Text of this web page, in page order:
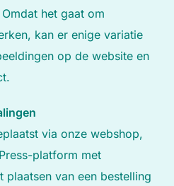
het gaat om
kan er enige variatie
op de website en
via onze webshop,
platform met
plaatsen van een bestelling